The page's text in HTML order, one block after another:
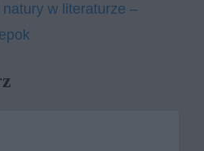
w literaturze –